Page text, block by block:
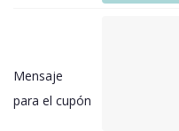
Mensaje
para el cupón